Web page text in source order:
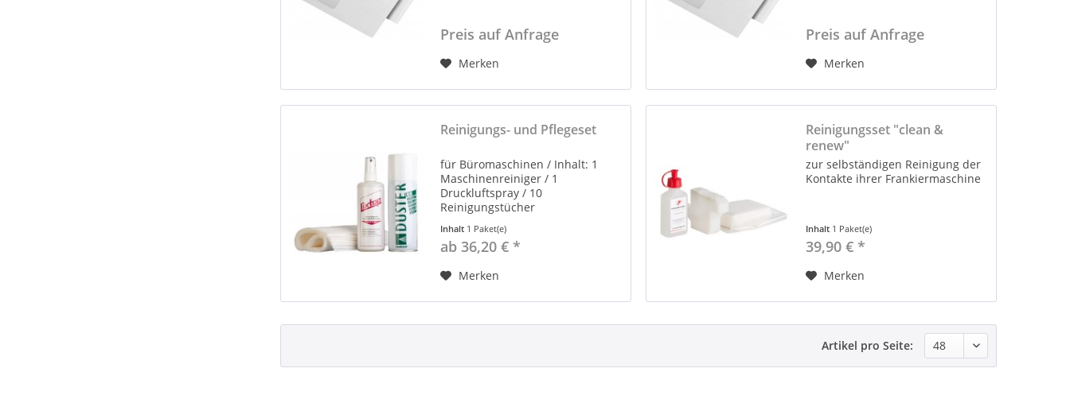
Preis auf Anfrage
Merken
Preis auf Anfrage
Merken
Reinigungs- und Pflegeset
für Büromaschinen / Inhalt: 1
Maschinenreiniger / 1
Druckluftspray / 10
Reinigungstücher
Inhalt 1 Paket(e)
ab 36,20 € *
Merken
Reinigungsset "clean &
renew"
zur selbständigen Reinigung der
Kontakte ihrer Frankiermaschine
Inhalt 1 Paket(e)
39,90 € *
Merken
Artikel pro Seite: